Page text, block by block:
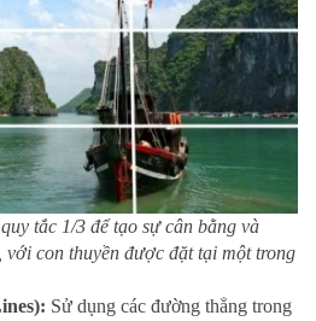
tắc 1/3 để tạo sự cân bằng và
với con thuyền được đặt tại một trong
Sử dụng các đường thẳng trong